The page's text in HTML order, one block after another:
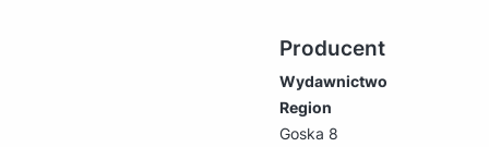
Producent
Wydawnictwo
Region
Goska 8